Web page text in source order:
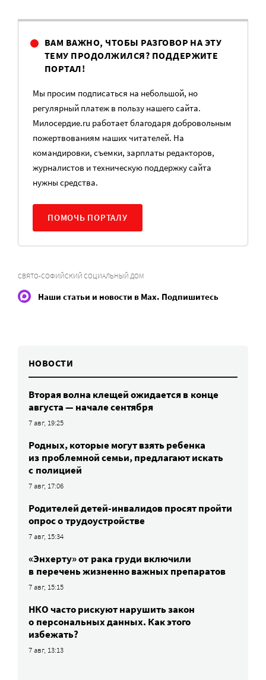
ВАМ ВАЖНО, ЧТОБЫ РАЗГОВОР НА ЭТУ
ТЕМУ ПРОДОЛЖИЛСЯ? ПОДДЕРЖИТЕ
ПОРТАЛ!
Мы просим подписаться на небольшой, но
регулярный платеж в пользу нашего сайта.
Милосердие.ru работает благодаря добровольным
пожертвованиям наших читателей. На
командировки, съемки, зарплаты редакторов,
журналистов и техническую поддержку сайта
нужны средства.
ПОМОЧЬ ПОРТАЛУ
СВЯТО-СОФИЙСКИЙ СОЦИАЛЬНЫЙ ДОМ
Наши статьи и новости в Max. Подпишитесь
НОВОСТИ
Вторая волна клещей ожидается в конце
августа — начале сентября
7 авг, 19:25
Родных, которые могут взять ребенка
из проблемной семьи, предлагают искать
с полицией
7 авг, 17:06
Родителей детей-инвалидов просят пройти
опрос о трудоустройстве
7 авг, 15:34
«Энхерту» от рака груди включили
в перечень жизненно важных препаратов
7 авг, 15:15
НКО часто рискуют нарушить закон
о персональных данных. Как этого
избежать?
7 авг, 13:13